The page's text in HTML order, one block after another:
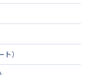
）